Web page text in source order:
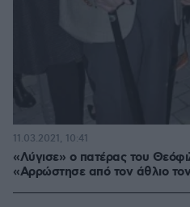
«Λύγισε» ο πατέρας του
«Αρρώστησε από τον άθλιο
11.03.2021, 10:41